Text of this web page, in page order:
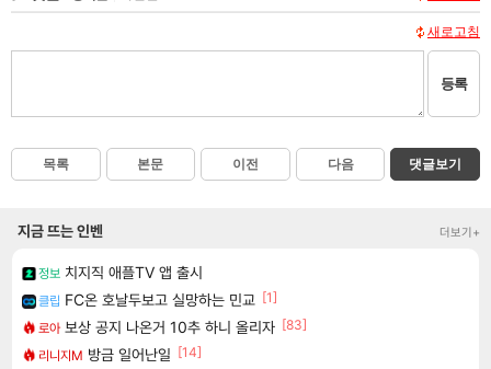
새로고침
등록
목록 본문 이전 다음 댓글보기
지금 뜨는 인벤 더보기+
정보 치지직 애플TV 앱 출시
클립 FC온 호날두보고 실망하는 민교 [1]
로아 보상 공지 나온거 10추 하니 올리자 [83]
리니지M 방금 일어난일 [14]